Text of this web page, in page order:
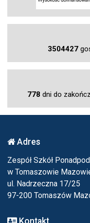
3504427
778 dni do
Adres
Zespół Szkół
w Tomaszowie
ul. Nadrzeczna 17/25
97-200 Tomaszów
Kontakt